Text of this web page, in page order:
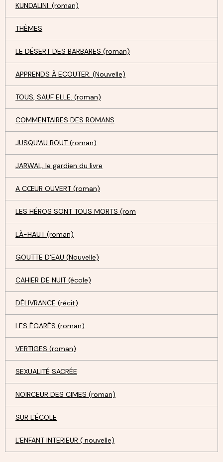
KUNDALINI. (roman)
THÈMES
LE DÉSERT DES BARBARES (roman)
APPRENDS À ECOUTER. (Nouvelle)
TOUS, SAUF ELLE. (roman)
COMMENTAIRES DES ROMANS
JUSQU'AU BOUT (roman)
JARWAL, le gardien du livre
A CŒUR OUVERT (roman)
LES HÉROS SONT TOUS MORTS (rom
LÀ-HAUT (roman)
GOUTTE D'EAU (Nouvelle)
CAHIER DE NUIT (école)
DÉLIVRANCE (récit)
LES ÉGARÉS (roman)
VERTIGES (roman)
SEXUALITÉ SACRÉE
NOIRCEUR DES CIMES (roman)
SUR L'ÉCOLE
L'ENFANT INTERIEUR ( nouvelle)